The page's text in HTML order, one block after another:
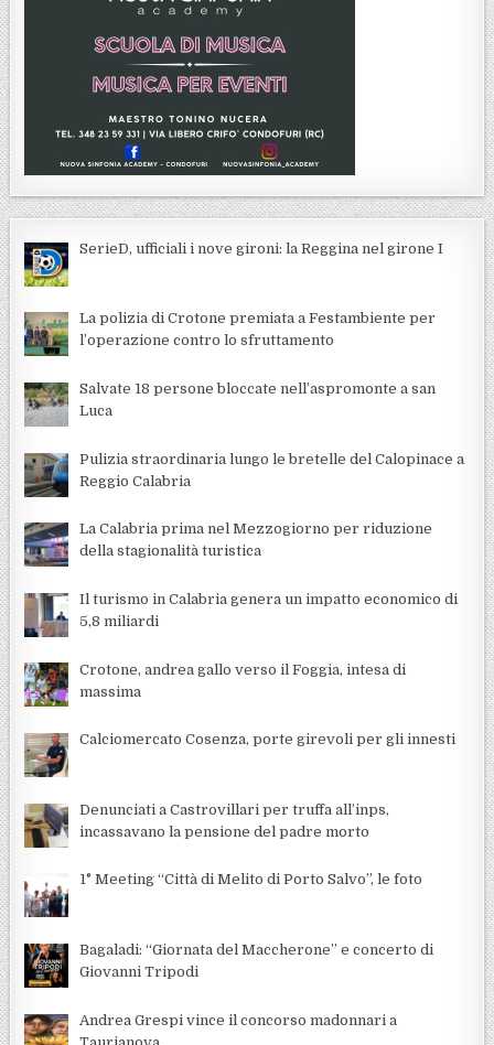
SerieD, ufficiali i nove gironi: la Reggina nel girone I
La polizia di Crotone premiata a Festambiente per
l’operazione contro lo sfruttamento
Salvate 18 persone bloccate nell’aspromonte a san
Luca
Pulizia straordinaria lungo le bretelle del Calopinace a
Reggio Calabria
La Calabria prima nel Mezzogiorno per riduzione
della stagionalità turistica
Il turismo in Calabria genera un impatto economico di
5,8 miliardi
Crotone, andrea gallo verso il Foggia, intesa di
massima
Calciomercato Cosenza, porte girevoli per gli innesti
Denunciati a Castrovillari per truffa all’inps,
incassavano la pensione del padre morto
1° Meeting “Città di Melito di Porto Salvo”, le foto
Bagaladi: “Giornata del Maccherone” e concerto di
Giovanni Tripodi
Andrea Grespi vince il concorso madonnari a